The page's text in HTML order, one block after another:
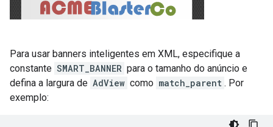
Para usar banners inteligentes em XML, especifique a
constante SMART_BANNER para o tamanho do anúncio e
defina a largura de AdView como match_parent . Por
exemplo: